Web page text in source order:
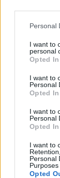
Personal
I want to
personal
Opted In
I want to
Personal
Opted In
I want to
Personal
Opted In
I want to
Personal
Opted